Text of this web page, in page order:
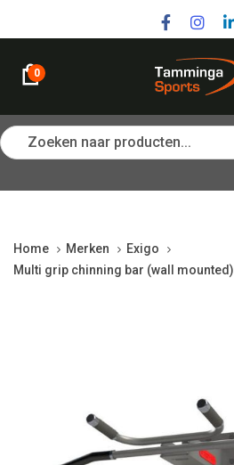
navigation
content
0
Zoeken naar producten...
Home Merken
Exigo
Multi grip chinning bar (wall mounted)